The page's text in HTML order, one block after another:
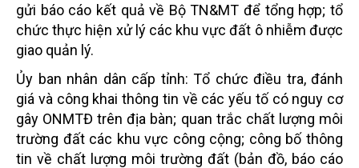
gửi báo cáo kết quả về Bộ TN&MT để tổng hợp; tổ
chức thực hiện xử lý các khu vực đất ô nhiễm được
giao quản lý.
Ủy ban nhân dân cấp tỉnh: Tổ chức điều tra, đánh
giá và công khai thông tin về các yếu tố có nguy cơ
gây ONMTĐ trên địa bàn; quan trắc chất lượng môi
trường đất các khu vực công cộng; công bố thông
tin về chất lượng môi trường đất (bản đồ, báo cáo